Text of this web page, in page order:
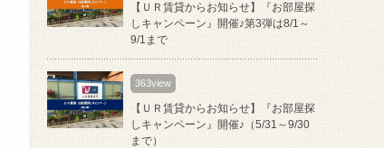
【ＵＲ賃貸からお知らせ】『お部屋探
しキャンペーン』開催♪第3弾は8/1～
9/1まで
363view
【ＵＲ賃貸からお知らせ】『お部屋探
しキャンペーン』開催♪（5/31～9/30
まで）